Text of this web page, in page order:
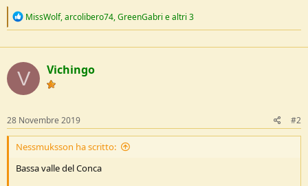
R
c
t
o
n
MissWolf,arcolibero74,GreenGabri e altri 3
V Vichingo
28 Novembre 2019 #2
Nessmuksson ha scritto:
Bassa valle del Conca